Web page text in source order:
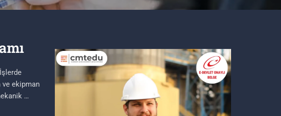
ve ekipman
…